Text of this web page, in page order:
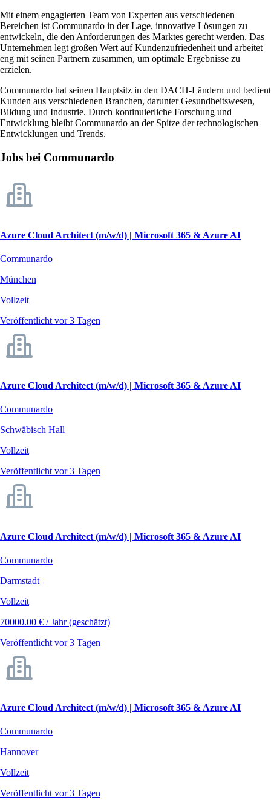
Mit einem engagierten Team von Experten aus verschiedenen
Bereichen ist Communardo in der Lage, innovative Lösungen zu
entwickeln, die den Anforderungen des Marktes gerecht werden. Das
Unternehmen legt großen Wert auf Kundenzufriedenheit und arbeitet
eng mit seinen Partnern zusammen, um optimale Ergebnisse zu
erzielen.
Communardo hat seinen Hauptsitz in den DACH-Ländern und bedient
Kunden aus verschiedenen Branchen, darunter Gesundheitswesen,
Bildung und Industrie. Durch kontinuierliche Forschung und
Entwicklung bleibt Communardo an der Spitze der technologischen
Entwicklungen und Trends.
Jobs bei Communardo
Azure Cloud Architect (m/w/d) | Microsoft 365 & Azure AI
Communardo
München
Vollzeit
Veröffentlicht vor 3 Tagen
Azure Cloud Architect (m/w/d) | Microsoft 365 & Azure AI
Communardo
Schwäbisch Hall
Vollzeit
Veröffentlicht vor 3 Tagen
Azure Cloud Architect (m/w/d) | Microsoft 365 & Azure AI
Communardo
Darmstadt
Vollzeit
70000.00 € / Jahr (geschätzt)
Veröffentlicht vor 3 Tagen
Azure Cloud Architect (m/w/d) | Microsoft 365 & Azure AI
Communardo
Hannover
Vollzeit
Veröffentlicht vor 3 Tagen